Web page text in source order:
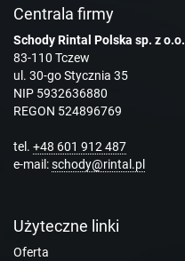
Centrala firmy
Schody Rintal Polska sp. z o.o.
83-110 Tczew
ul. 30-go Stycznia 35
NIP 5932636880
REGON 524896769
tel. +48 601 912 487
e-mail:schody@rintal.pl
Użyteczne linki
Oferta